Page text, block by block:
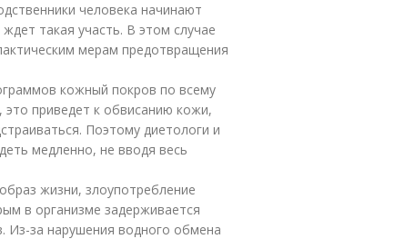
человека начинают
такая участь. В этом случае
мерам предотвращения
кожный покров по всему
это приведет к обвисанию кожи,
Поэтому диетологи и
медленно, не вводя весь
жизни, злоупотребление
в организме задерживается
Из-за нарушения водного обмена